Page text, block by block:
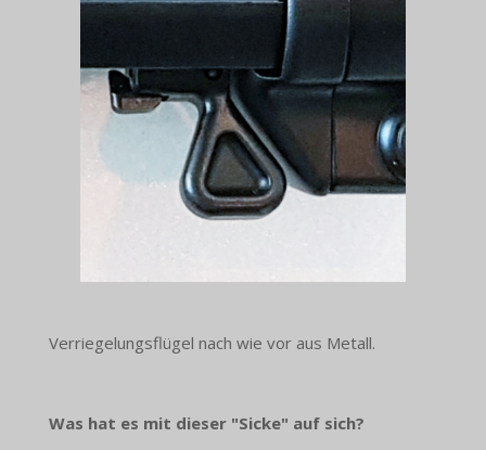
Verriegelungsflügel nach wie vor aus Metall.
Was hat es mit dieser "Sicke" auf sich?